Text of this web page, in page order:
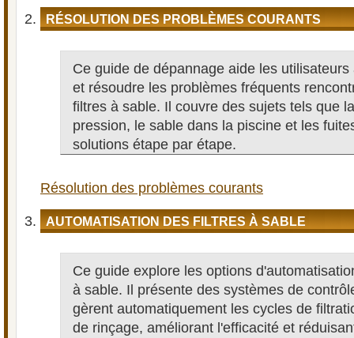
RÉSOLUTION DES PROBLÈMES COURANTS
Ce guide de dépannage aide les
et résoudre les problèmes fréquents
filtres à sable. Il couvre des sujets tels que
pression, le sable dans la piscine et les
solutions étape par étape.
Résolution des problèmes courants
AUTOMATISATION DES FILTRES À SABLE
Ce guide explore les options
à sable. Il présente des systèmes de
gèrent automatiquement les cycles de
de rinçage, améliorant l'efficacité et